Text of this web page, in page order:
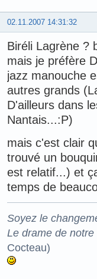
02.11.2007 14:31:32
Biréli Lagrène ?
mais je préfère
jazz manouche
autres grands
D'ailleurs dans
Nantais...:P)
mais c'est clair
trouvé un
est relatif...) et
temps de
Soyez le
Le drame de
Cocteau)